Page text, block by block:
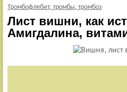
Тромбофлебит, тромбы, тромбоз
Лист вишни, как
Амигдалина,